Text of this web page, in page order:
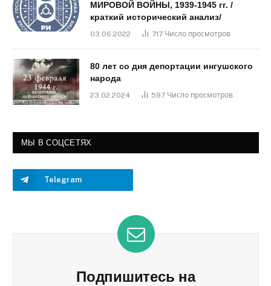
МИРОВОЙ ВОЙНЫ, 1939-1945 гг. /
краткий исторический анализ/
03.06.2022 717 Число просмотров
80 лет со дня депортации ингушского
народа
23.02.2024 597 Число просмотров
МЫ В СОЦСЕТЯХ
Telegram
Подпишитесь на